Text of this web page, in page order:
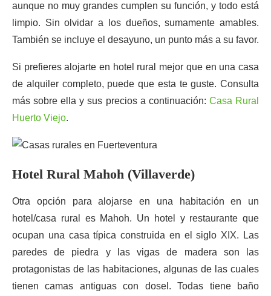
aunque no muy grandes cumplen su función, y todo está
limpio. Sin olvidar a los dueños, sumamente amables.
También se incluye el desayuno, un punto más a su favor.
Si prefieres alojarte en hotel rural mejor que en una casa
de alquiler completo, puede que esta te guste. Consulta
más sobre ella y sus precios a continuación: Casa Rural
Huerto Viejo.
Hotel Rural Mahoh (Villaverde)
Otra opción para alojarse en una habitación en un
hotel/casa rural es Mahoh. Un hotel y restaurante que
ocupan una casa típica construida en el siglo XIX. Las
paredes de piedra y las vigas de madera son las
protagonistas de las habitaciones, algunas de las cuales
tienen camas antiguas con dosel. Todas tiene baño